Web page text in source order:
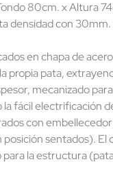
80cm. x Altura
densidad con
en chapa de
propia pata,
mecanizado
fácil electrificación
con
posición sentados). El
para la estructura